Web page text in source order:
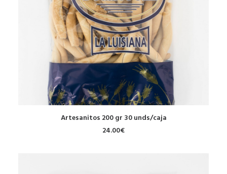
AÑADIR AL CARRITO
Artesanitos 200 gr 30 unds/caja
24.00€